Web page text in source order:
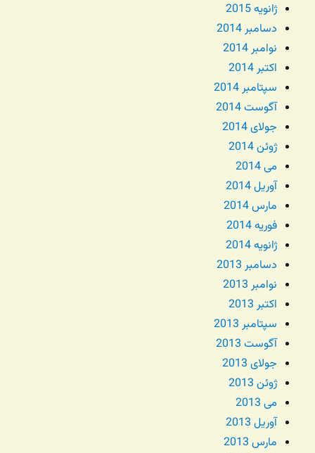
ژانویه 2015
دسامبر 2014
نوامبر 2014
اکتبر 2014
سپتامبر 2014
آگوست 2014
جولای 2014
ژوئن 2014
می 2014
آوریل 2014
مارس 2014
فوریه 2014
ژانویه 2014
دسامبر 2013
نوامبر 2013
اکتبر 2013
سپتامبر 2013
آگوست 2013
جولای 2013
ژوئن 2013
می 2013
آوریل 2013
مارس 2013